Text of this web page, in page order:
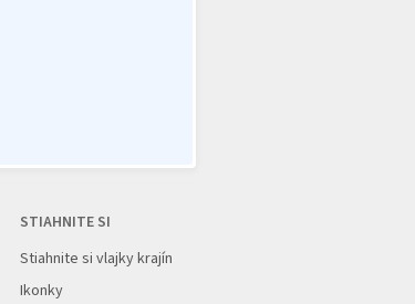
STIAHNITE SI
Stiahnite si vlajky krajín
Ikonky